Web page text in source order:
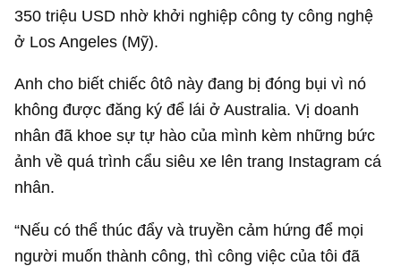
350 triệu USD nhờ khởi nghiệp công ty công nghệ
ở Los Angeles (Mỹ).
Anh cho biết chiếc ôtô này đang bị đóng bụi vì nó
không được đăng ký để lái ở Australia. Vị doanh
nhân đã khoe sự tự hào của mình kèm những bức
ảnh về quá trình cẩu siêu xe lên trang Instagram cá
nhân.
“Nếu có thể thúc đẩy và truyền cảm hứng để mọi
người muốn thành công, thì công việc của tôi đã